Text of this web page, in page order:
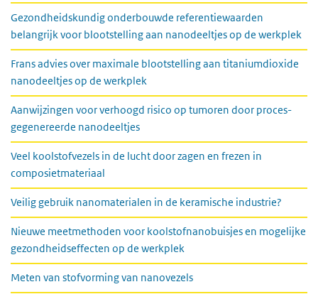
Gezondheidskundig onderbouwde referentiewaarden
belangrijk voor blootstelling aan nanodeeltjes op de werkplek
Frans advies over maximale blootstelling aan titaniumdioxide
nanodeeltjes op de werkplek
Aanwijzingen voor verhoogd risico op tumoren door proces-
gegenereerde nanodeeltjes
Veel koolstofvezels in de lucht door zagen en frezen in
composietmateriaal
Veilig gebruik nanomaterialen in de keramische industrie?
Nieuwe meetmethoden voor koolstofnanobuisjes en mogelijke
gezondheidseffecten op de werkplek
Meten van stofvorming van nanovezels